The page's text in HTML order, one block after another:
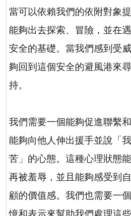
當可以依賴我們的依附對象
能夠出去探索、冒險，並在
安全的基礎。當我們感到受
夠回到這個安全的避風港來
持。
我們需要一個能夠促進聯繫
能夠向他人伸出援手並說「
苦」的心態。這種心理狀態
再被羞辱，並且能夠感受到
顧的價值感。我們也需要一